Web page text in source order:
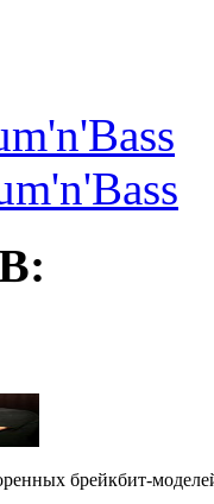
бpейкбит-